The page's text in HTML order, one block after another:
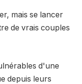
mais se lancer
de vrais couples
d'une
depuis leurs